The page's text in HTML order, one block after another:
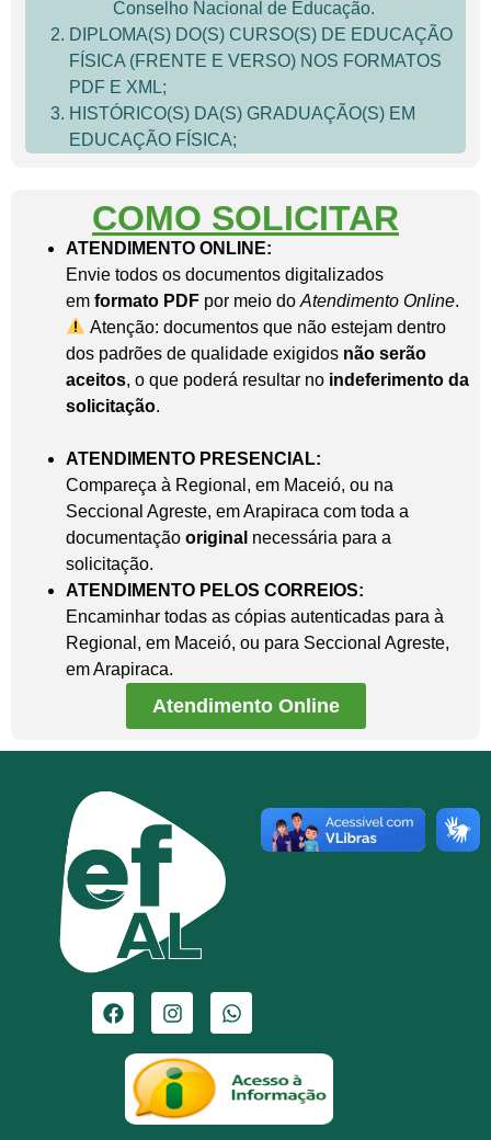
Conselho Nacional de Educação.
DIPLOMA(S) DO(S) CURSO(S) DE EDUCAÇÃO
FÍSICA (FRENTE E VERSO) NOS FORMATOS
PDF E XML;
HISTÓRICO(S) DA(S) GRADUAÇÃO(S) EM
EDUCAÇÃO FÍSICA;
COMO SOLICITAR
ATENDIMENTO ONLINE:
Envie todos os documentos digitalizados
em formato PDF por meio do Atendimento Online.
Atenção: documentos que não estejam dentro
dos padrões de qualidade exigidos não serão
aceitos, o que poderá resultar no indeferimento da
solicitação.
ATENDIMENTO PRESENCIAL:
Compareça à Regional, em Maceió, ou na
Seccional Agreste, em Arapiraca com toda a
documentação original necessária para a
solicitação.
ATENDIMENTO PELOS CORREIOS:
Encaminhar todas as cópias autenticadas para à
Regional, em Maceió, ou para Seccional Agreste,
em Arapiraca.
Atendimento Online